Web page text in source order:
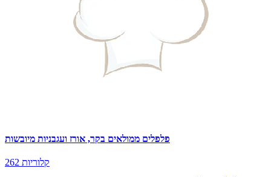
פלפלים ממולאים בקר, אורז ועגבניות מיובשות
262 קלוריות